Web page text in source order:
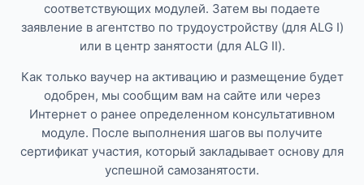
соответствующих модулей. Затем вы подаете
заявление в агентство по трудоустройству (для ALG I)
или в центр занятости (для ALG II).
Как только ваучер на активацию и размещение будет
одобрен, мы сообщим вам на сайте или через
Интернет о ранее определенном консультативном
модуле. После выполнения шагов вы получите
сертификат участия, который закладывает основу для
успешной самозанятости.